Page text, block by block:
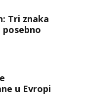
Tri znaka
u Evropi